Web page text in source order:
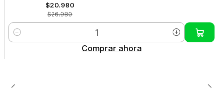
$20.980
$26.980
Cantidad
Comprar ahora